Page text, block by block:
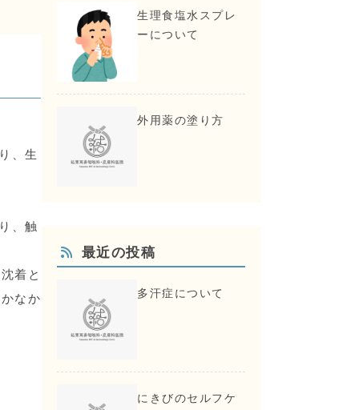
、生
、触
着と
なか
生理食塩水スプレ
ーについて
外用薬の塗り方
最近の投稿
多汗症について
にきびのセルフケ